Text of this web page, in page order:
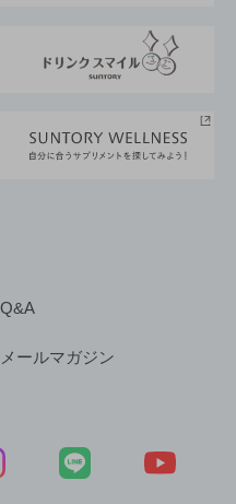
Q&A
メールマガジン